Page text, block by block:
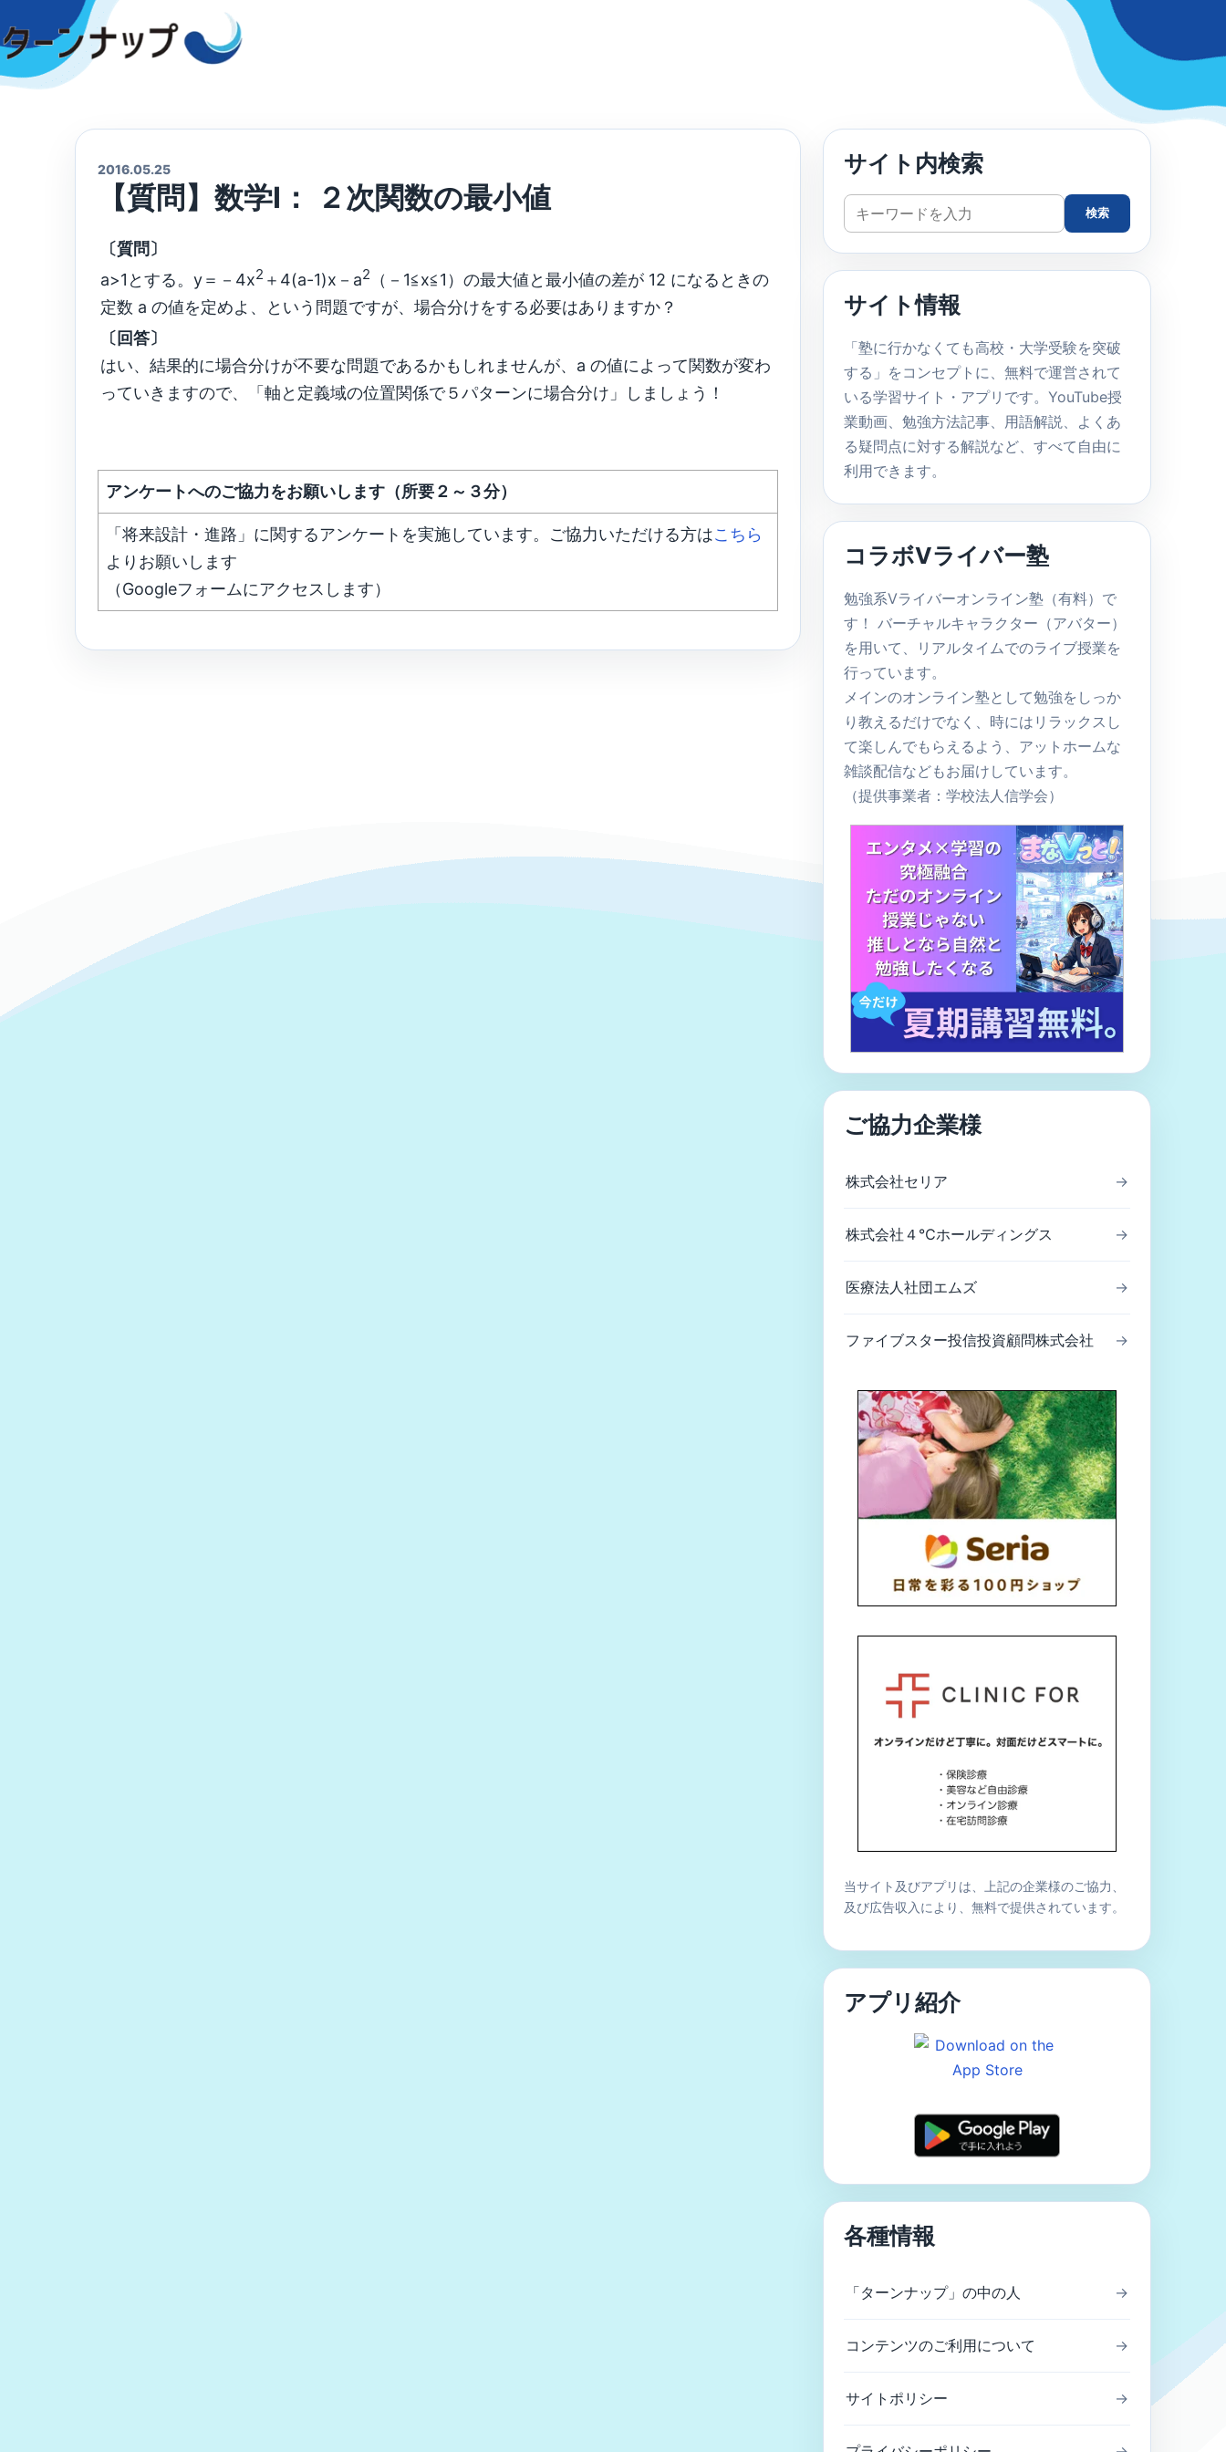
to
content
2016.05.25
【質問】数学Ⅰ： ２次関数の最小値
〔質問〕
a>1とする。y＝－4x2 ＋4(a-1)x－a2
（－1≦x≦1）の最大値と最小値の差が 12 になるときの
定数 a の値を定めよ、という問題ですが、場合分けをする必要はありますか？
〔回答〕
はい、結果的に場合分けが不要な問題であるかもしれませんが、a の値によって関数が変わ
っていきますので、「軸と定義域の位置関係で５パターンに場合分け」しましょう！
アンケートへのご協力をお願いします（所要２～３分）
「将来設計・進路」に関するアンケートを実施しています。ご協力いただける方はこちら
よりお願いします
（Googleフォームにアクセスします）
サイト内検索
サ
イ
ト
検
検索
サイト情報
「塾に行かなくても高校・大学受験を突破
する」をコンセプトに、無料で運営されて
いる学習サイト・アプリです。YouTube授
業動画、勉強方法記事、用語解説、よくあ
る疑問点に対する解説など、すべて自由に
利用できます。
コラボVライバー塾
勉強系Vライバーオンライン塾（有料）で
す！ バーチャルキャラクター（アバター）
を用いて、リアルタイムでのライブ授業を
行っています。
メインのオンライン塾として勉強をしっか
り教えるだけでなく、時にはリラックスし
て楽しんでもらえるよう、アットホームな
雑談配信などもお届けしています。
（提供事業者：学校法人信学会）
ご協力企業様
株式会社セリア →
株式会社４℃ホールディングス →
医療法人社団エムズ →
ファイブスター投信投資顧問株式会社 →
当サイト及びアプリは、上記の企業様のご協力、
及び広告収入により、無料で提供されています。
アプリ紹介
各種情報
「ターンナップ」の中の人 →
コンテンツのご利用について →
サイトポリシー →